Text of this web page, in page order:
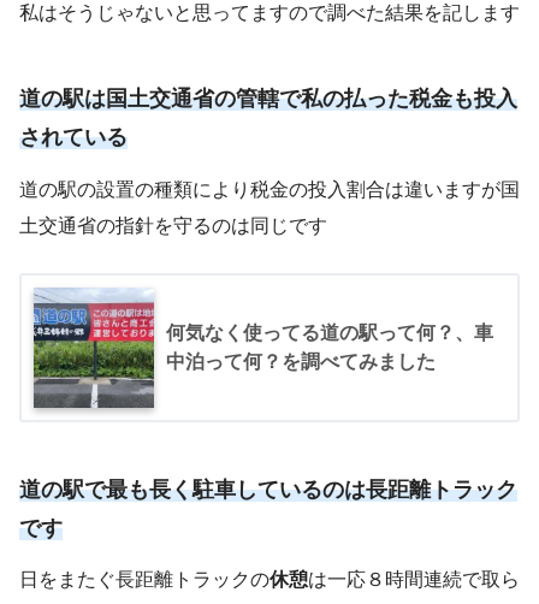
私はそうじゃないと思ってますので調べた結果を記します
道の駅は国土交通省の管轄で私の払った税金も投入
されている
道の駅の設置の種類により税金の投入割合は違いますが国
土交通省の指針を守るのは同じです
何気なく使ってる道の駅って何？、車
中泊って何？を調べてみました
道の駅で最も長く駐車しているのは長距離トラック
です
日をまたぐ長距離トラックの休憩は一応８時間連続で取ら